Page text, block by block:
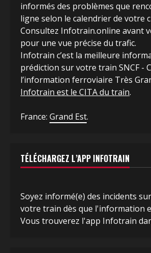
informés des problèmes que
ligne selon le calendrier de votre
Consultez Infotrain.online avant
pour une vue précise du trafic.
Infotrain c’est la meilleure
prédiction sur votre train SNCF -
l’information ferroviaire Très
Infotrain est le CITA du train.
France: Grand Est.
TÉLÉCHARGEZ L’APP INFOTRAIN
Soyez informé(e) des incidents
votre train dès que l'information
Vous trouverez l'app Infotrain